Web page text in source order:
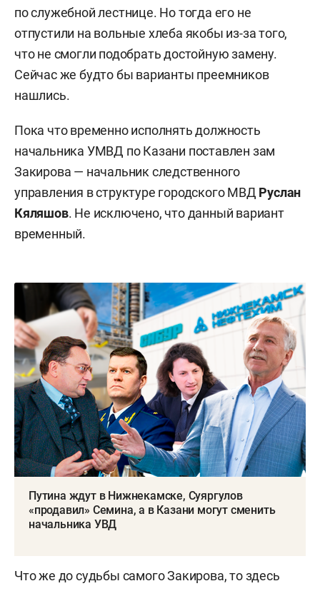
по служебной лестнице. Но тогда его не
отпустили на вольные хлеба якобы из-за того,
что не смогли подобрать достойную замену.
Сейчас же будто бы варианты преемников
нашлись.
Пока что временно исполнять должность
начальника УМВД по Казани поставлен зам
Закирова — начальник следственного
управления в структуре городского МВД Руслан
Кяляшов. Не исключено, что данный вариант
временный.
Путина ждут в Нижнекамске, Суяргулов
«продавил» Семина, а в Казани могут сменить
начальника УВД
Что же до судьбы самого Закирова, то здесь